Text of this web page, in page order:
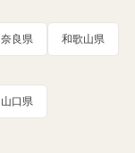
奈良県 和歌山県
山口県